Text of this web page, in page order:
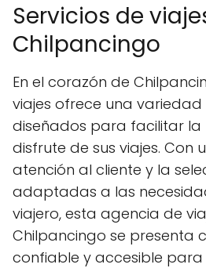
Servicios de
Chilpancingo
En el corazón de
viajes ofrece una variedad
diseñados para facilitar la
disfrute de sus viajes. Con
atención al cliente y la
adaptadas a las
viajero, esta agencia de
Chilpancingo se presenta
confiable y accesible